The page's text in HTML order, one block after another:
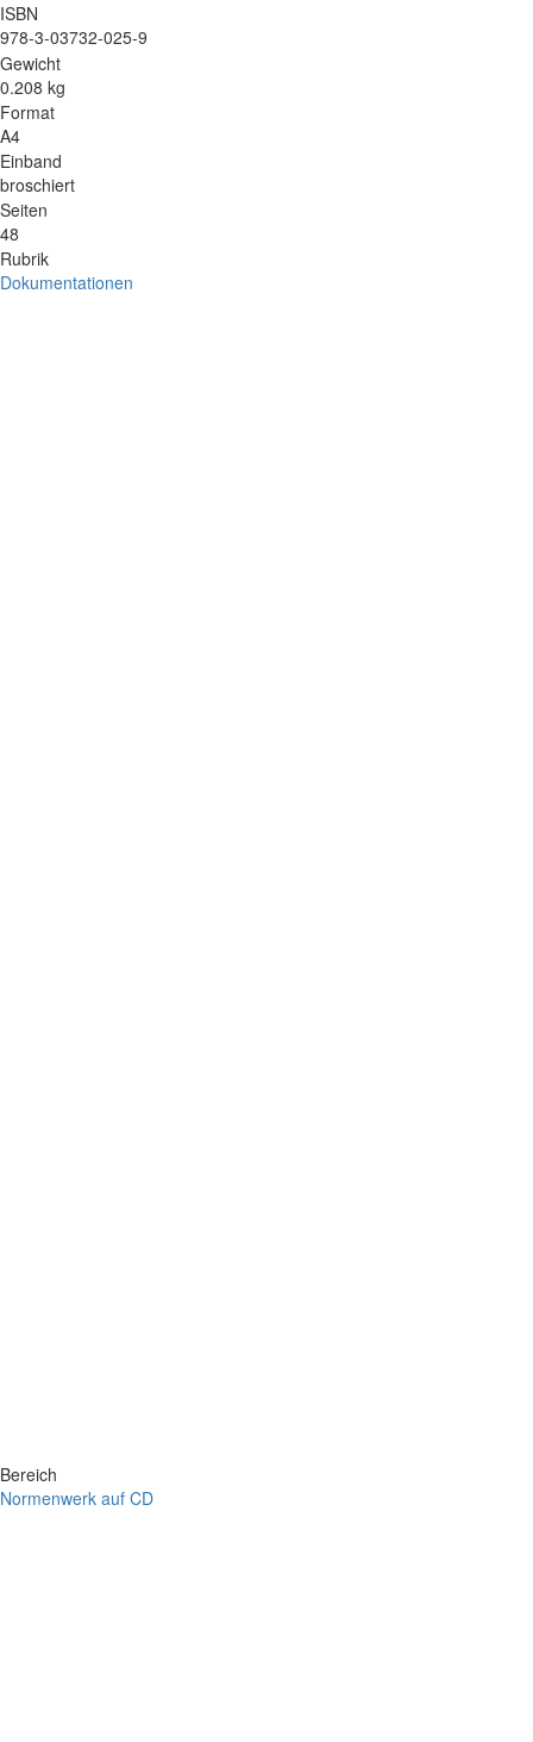
ISBN
978-3-03732-025-9
Gewicht
0.208 kg
Format
A4
Einband
broschiert
Seiten
48
Rubrik
Dokumentationen
Bereich
Normenwerk auf CD